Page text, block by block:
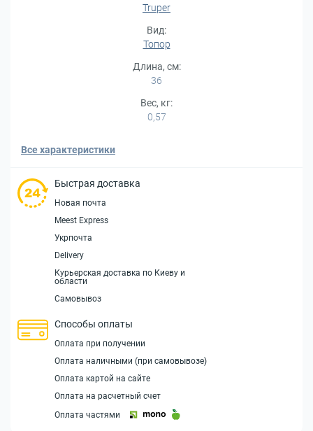
Truper
Вид:
Топор
Длина, см:
36
Вес, кг:
0,57
Все характеристики
Быстрая доставка
Новая почта
Meest Express
Укрпочта
Delivery
Курьерская доставка по Киеву и
области
Самовывоз
Способы оплаты
Оплата при получении
Оплата наличными (при самовывозе)
Оплата картой на сайте
Оплата на расчетный счет
Оплата частями